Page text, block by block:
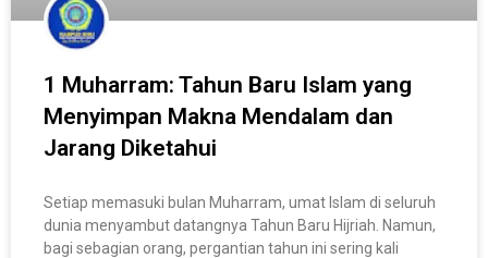
1 Muharram: Tahun Baru Islam yang
Menyimpan Makna Mendalam dan
Jarang Diketahui
Setiap memasuki bulan Muharram, umat Islam di seluruh
dunia menyambut datangnya Tahun Baru Hijriah. Namun,
bagi sebagian orang, pergantian tahun ini sering kali